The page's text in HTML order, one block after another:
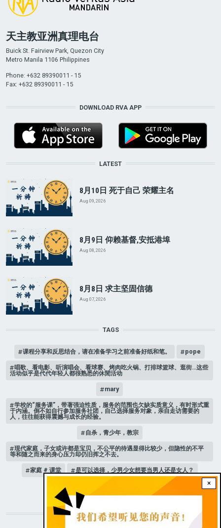
×
天主教亚洲真理电台
Buick St. Fairview Park, Quezon City
Metro Manila 1106 Philippines
Phone: +632 89390011 - 15
Fax: +632 89390011 - 15
DOWNLOAD RVA APP
LATEST
8月10日 死于自己 荣耀主名
Aug 09, 2026
8月9日 仰赖基督,安抵港埠
Aug 08, 2026
8月8日 求主坚固信德
Aug 07, 2026
TAGS
课程分享和反思结合，请在准备学习之前准备好纸和笔。 pope
唱歌、看电影、听演唱会、看球赛、烤肉吃火锅、打排球篮球、逛街…这些
活动似乎是代代年轻人都很熟悉的休閒活动
mary
学校的“服务课”，带著强迫性质，服务的范围也欠缺实质意义，有时形式重
于内涵。倒不如自行参加服务社团，自己选择服务对象，亲自走访需要的
人，往往能获得震撼与成长的经验。
自杀，青少年，教宗
现代家庭，子女或许都是宝贝，不公平的待遇显得比较少，但隐性的不平
等和随之而来的身心压力却仍旧挥之不去。
家庭 # 课堂 是可以选择，少男少女想要当男人还是女人？
STAY CONNECTED WITH US!